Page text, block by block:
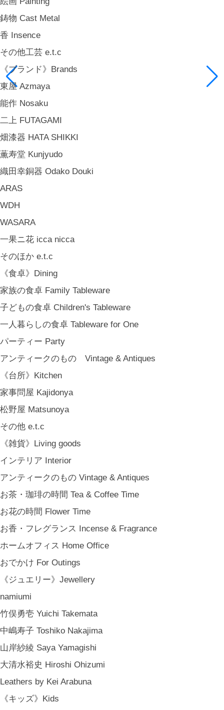
鋳物 Cast Metal
香 Insence
その他工芸 e.t.c
《ブランド》Brands
東屋 Azmaya
能作 Nosaku
二上 FUTAGAMI
畑漆器 HATA SHIKKI
薫寿堂 Kunjyudo
織田幸銅器 Odako Douki
ARAS
WDH
WASARA
一果ニ花 icca nicca
そのほか e.t.c
《食卓》Dining
家族の食卓 Family Tableware
子どもの食卓 Children's Tableware
一人暮らしの食卓 Tableware for One
パーティー Party
アンティークのもの Vintage & Antiques
《台所》Kitchen
家事問屋 Kajidonya
松野屋 Matsunoya
その他 e.t.c
《雑貨》Living goods
インテリア Interior
アンティークのもの Vintage & Antiques
お茶・珈琲の時間 Tea & Coffee Time
お花の時間 Flower Time
お香・フレグランス Incense & Fragrance
ホームオフィス Home Office
おでかけ For Outings
《ジュエリー》Jewellery
namiumi
竹俣勇壱 Yuichi Takemata
中嶋寿子 Toshiko Nakajima
山岸紗綾 Saya Yamagishi
大清水裕史 Hiroshi Ohizumi
Leathers by Kei Arabuna
《キッズ》Kids